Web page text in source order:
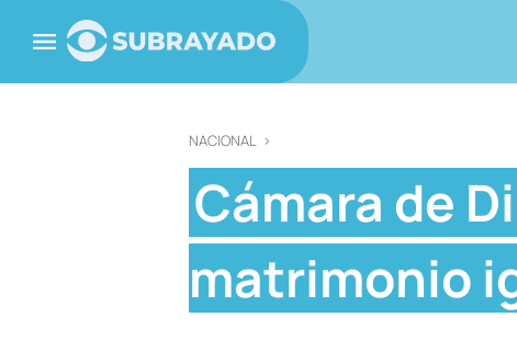
NACIONAL >
Cámara de
matrimonio